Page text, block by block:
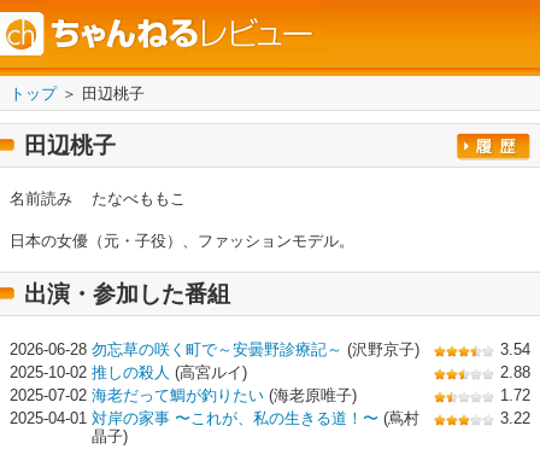
トップ＞ 田辺桃子
田辺桃子
名前読み たなべももこ
日本の女優（元・子役）、ファッションモデル。
出演・参加した番組
2026-06-28 勿忘草の咲く町で～安曇野診療記～ (沢野京子)
3.54
2025-10-02 推しの殺人 (高宮ルイ)
2.88
2025-07-02 海老だって鯛が釣りたい (海老原唯子)
1.72
2025-04-01 対岸の家事 〜これが、私の生きる道！〜 (蔦村
晶子)
3.22